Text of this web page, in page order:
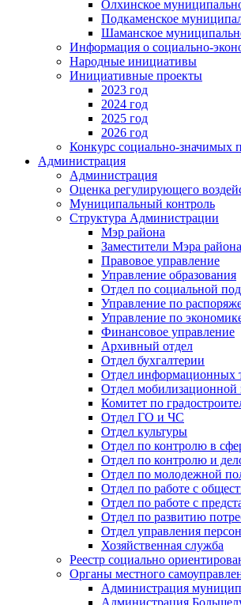
Олхинское
Подкаменское
Шаманское
Информация о социально-
Народные инициативы
Инициативные проекты
2023 год
2024 год
2025 год
2026 год
Конкурс социально-значимых
Администрация
Администрация
Оценка регулирующего
Муниципальный контроль
Структура Администрации
Мэр района
Заместители Мэра района
Правовое управление
Управление образования
Отдел по социальной
Управление по
Управление по
Финансовое управление
Архивный отдел
Отдел бухгалтерии
Отдел информационных
Отдел мобилизационной
Комитет по
Отдел ГО и ЧС
Отдел культуры
Отдел по контролю в
Отдел по контролю и
Отдел по молодежной
Отдел по работе с
Отдел по работе с
Отдел по развитию
Отдел управления
Хозяйственная служба
Реестр социально
Органы местного
Администрация
Администрация